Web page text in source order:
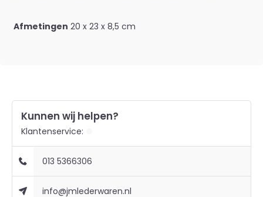
Afmetingen 20 x 23 x 8,5 cm
Kunnen wij helpen?
Klantenservice:
013 5366306
info@jmlederwaren.nl